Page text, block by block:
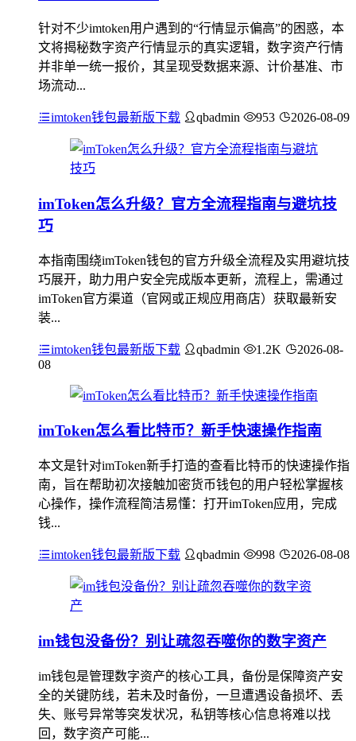
针对不少imtoken用户遇到的“行情显示偏高”的困惑，本
文将揭秘数字资产行情显示的真实逻辑，数字资产行情
并非单一统一报价，其呈现受数据来源、计价基准、市
场流动...
imtoken钱包最新版下载 qbadmin 953 2026-08-09
imToken怎么升级？官方全流程指南与避坑技
巧
本指南围绕imToken钱包的官方升级全流程及实用避坑技
巧展开，助力用户安全完成版本更新，流程上，需通过
imToken官方渠道（官网或正规应用商店）获取最新安
装...
imtoken钱包最新版下载 qbadmin 1.2K
2026-08-
08
imToken怎么看比特币？新手快速操作指南
本文是针对imToken新手打造的查看比特币的快速操作指
南，旨在帮助初次接触加密货币钱包的用户轻松掌握核
心操作，操作流程简洁易懂：打开imToken应用，完成
钱...
imtoken钱包最新版下载 qbadmin 998 2026-08-08
im钱包没备份？别让疏忽吞噬你的数字资产
im钱包是管理数字资产的核心工具，备份是保障资产安
全的关键防线，若未及时备份，一旦遭遇设备损坏、丢
失、账号异常等突发状况，私钥等核心信息将难以找
回，数字资产可能...